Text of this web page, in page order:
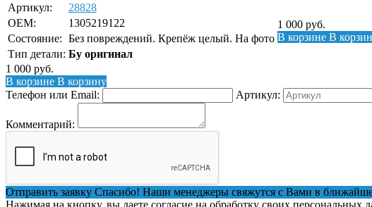
Артикул:
28828
1 000 руб.
В корзине В
OEM:
1305219122
Состояние: Без повреждений. Крепёж целый. На фото
Тип детали: Бу оригинал
1 000 руб.
В корзине В корзину
Телефон или Email:
Артикул:
Комментарий:
Отправить заявку Спасибо! Наши менеджеры свяжутся с Вами в
Нажимая на кнопку, вы даете согласие на обработку своих персональных